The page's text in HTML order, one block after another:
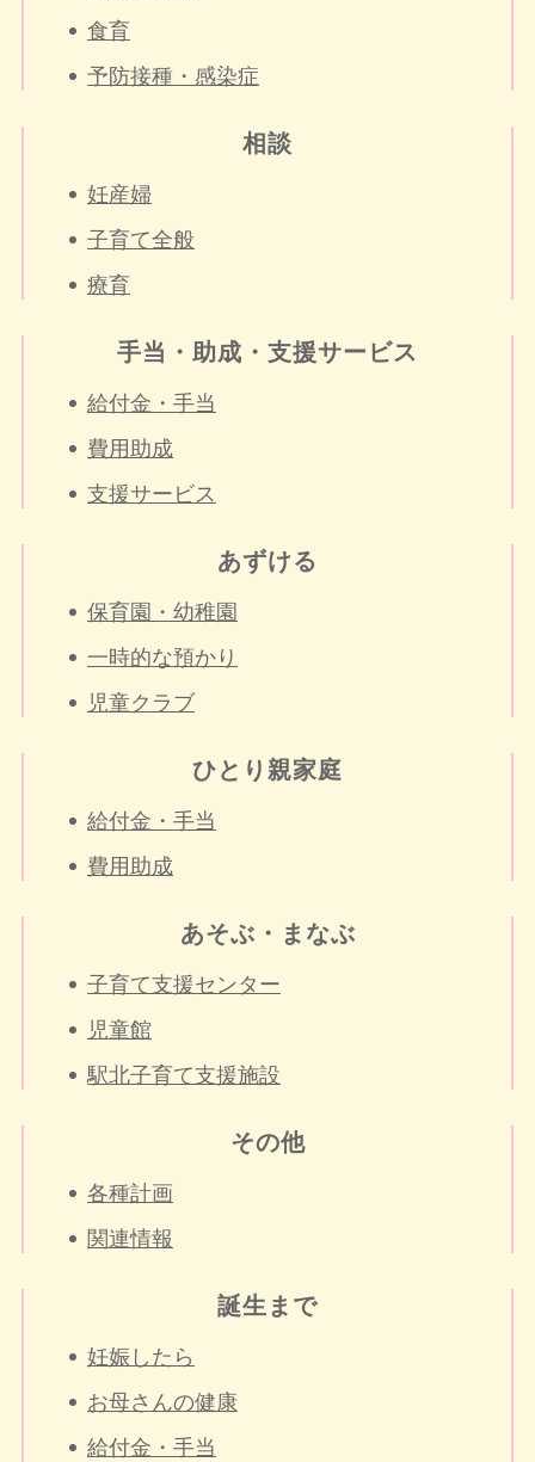
食育
予防接種・感染症
相談
妊産婦
子育て全般
療育
手当・助成・支援サービス
給付金・手当
費用助成
支援サービス
あずける
保育園・幼稚園
一時的な預かり
児童クラブ
ひとり親家庭
給付金・手当
費用助成
あそぶ・まなぶ
子育て支援センター
児童館
駅北子育て支援施設
その他
各種計画
関連情報
誕生まで
妊娠したら
お母さんの健康
給付金・手当